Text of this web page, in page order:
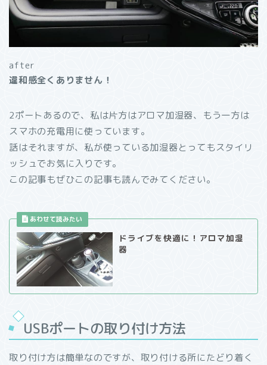
after
違和感全くありません！
2ポートあるので、私は片方はアロマ加湿器、もう一方は
スマホの充電用に使っています。
話はそれますが、私が使っている加湿器とってもスタイリ
ッシュでお気に入りです。
この記事もぜひこの記事も読んでみてください。
ドライブを快適に！アロマ加湿
器
USBポートの取り付け方法
取り付け方は簡単なのですが、取り付ける所にたどり着く